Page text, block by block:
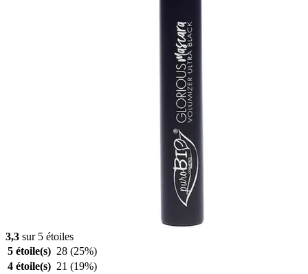
3,3 sur 5 étoiles
5 étoile(s) 28 (25%)
4 étoile(s) 21 (19%)